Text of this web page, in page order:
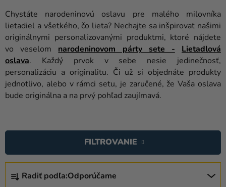
Párty
Výzdoba
a
doplnky
Karnevalové
kostýmy a
masky
Novinky
Darčeky
Chystáte narodeninovú oslavu pre malého milovníka
lietadiel a všetkého, čo lieta? Nechajte sa inšpirovať našimi
originálnymi personalizovanými produktmi, ktoré nájdete
vo veselom narodeninovom párty sete -
Lietadlová
oslava. Každý prvok v sebe nesie jedinečnosť,
personalizáciu a originalitu. Či už si objednáte produkty
jednotlivo, alebo v rámci setu, je zaručené, že Vaša oslava
bude originálna a na prvý pohľad zaujímavá.
A
Radiť podľa:Odporúčame
FILTROVANIE
Ý
P
I
S